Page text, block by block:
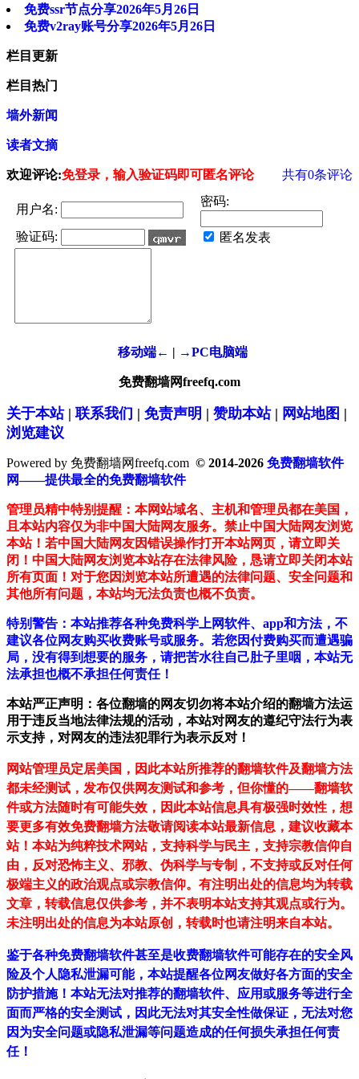
免费ssr节点分享2026年5月26日
免费v2ray账号分享2026年5月26日
栏目更新
栏目热门
墙外新闻
读者文摘
欢迎评论:免登录，输入验证码即可匿名评论 共有0条评论
用户名:
密码:
验证码: 匿名发表
移动端← | →PC电脑端
免费翻墙网freefq.com
关于本站| 联系我们 | 免责声明 | 赞助本站| 网站地图 |
浏览建议
Powered by 免费翻墙网freefq.com © 2014-2026 免费翻墙软件
网——提供最全的免费翻墙软件
管理员精中特别提醒：本网站域名、主机和管理员都在美国，
且本站内容仅为非中国大陆网友服务。禁止中国大陆网友浏览
本站！若中国大陆网友因错误操作打开本站网页，请立即关
闭！中国大陆网友浏览本站存在法律风险，恳请立即关闭本站
所有页面！对于您因浏览本站所遭遇的法律问题、安全问题和
其他所有问题，本站均无法负责也概不负责。
特别警告：本站推荐各种免费科学上网软件、app和方法，不
建议各位网友购买收费账号或服务。若您因付费购买而遭遇骗
局，没有得到想要的服务，请把苦水往自己肚子里咽，本站无
法承担也概不承担任何责任！
本站严正声明：各位翻墙的网友切勿将本站介绍的翻墙方法运
用于违反当地法律法规的活动，本站对网友的遵纪守法行为表
示支持，对网友的违法犯罪行为表示反对！
网站管理员定居美国，因此本站所推荐的翻墙软件及翻墙方法
都未经测试，发布仅供网友测试和参考，但你懂的——翻墙软
件或方法随时有可能失效，因此本站信息具有极强时效性，想
要更多有效免费翻墙方法敬请阅读本站最新信息，建议收藏本
站！ 本站为纯粹技术网站，支持科学与民主，支持宗教信仰自
由，反对恐怖主义、邪教、伪科学与专制，不支持或反对任何
极端主义的政治观点或宗教信仰。有注明出处的信息均为转载
文章，转载信息仅供参考，并不表明本站支持其观点或行为。
未注明出处的信息为本站原创，转载时也请注明来自本站。
鉴于各种免费翻墙软件甚至是收费翻墙软件可能存在的安全风
险及个人隐私泄漏可能，本站提醒各位网友做好各方面的安全
防护措施！本站无法对推荐的翻墙软件、应用或服务等进行全
面而严格的安全测试，因此无法对其安全性做保证，无法对您
因为安全问题或隐私泄漏等问题造成的任何损失承担任何责
任！